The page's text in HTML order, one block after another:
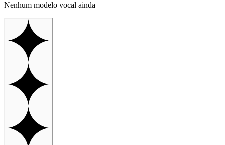
Nenhum modelo vocal ainda